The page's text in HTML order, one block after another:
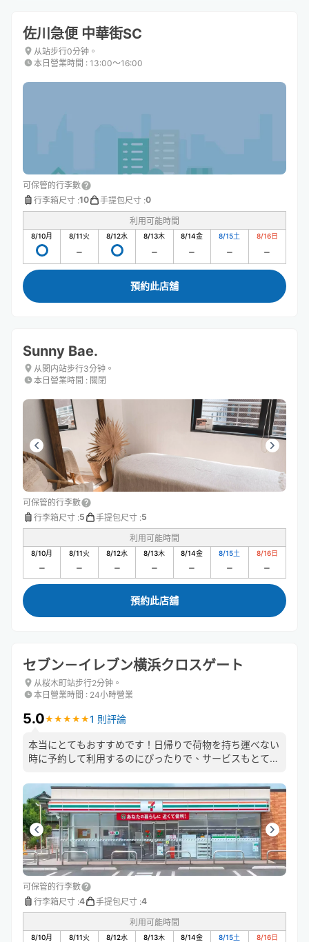
佐川急便 中華街SC
从站步行0分钟。
本日營業時間 : 13:00〜16:00
可保管的行李數
行李箱尺寸 :10 手提包尺寸 :0
利用可能時間
8/10月 8/11火 8/12水 8/13木 8/14金 8/15土 8/16日
預約此店舖
Sunny Bae.
从関内站步行3分钟。
本日營業時間 : 關閉
可保管的行李數
行李箱尺寸 :5 手提包尺寸 :5
利用可能時間
8/10月 8/11火 8/12水 8/13木 8/14金 8/15土 8/16日
預約此店舖
セブン－イレブン横浜クロスゲート
从桜木町站步行2分钟。
本日營業時間 : 24小時營業
5.0★ ★ ★ ★ ★
★ ★ ★ ★ ★1 則評論
本当にとてもおすすめです！日帰りで荷物を持ち運べない
時に予約して利用するのにぴったりで、サービスもとても
可保管的行李數
行李箱尺寸 :4 手提包尺寸 :4
利用可能時間
8/10月 8/11火 8/12水 8/13木 8/14金 8/15土 8/16日